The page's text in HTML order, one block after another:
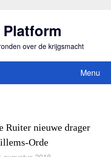
over de krijgsmacht
Menu
Ruiter nieuwe drager
Orde